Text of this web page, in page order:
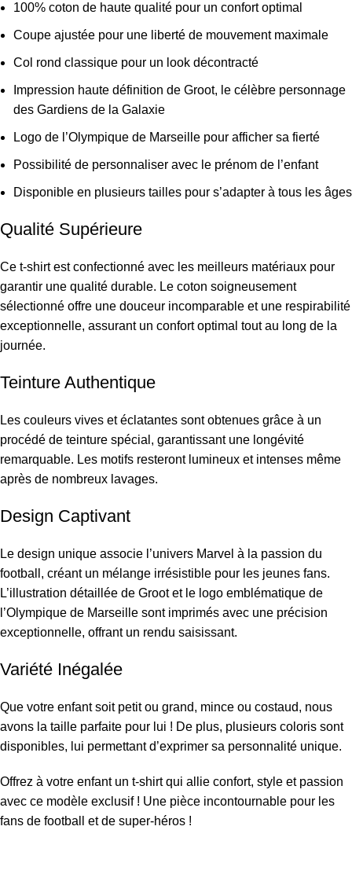
100% coton de haute qualité pour un confort optimal
Coupe ajustée pour une liberté de mouvement maximale
Col rond classique pour un look décontracté
Impression haute définition de Groot, le célèbre personnage
des Gardiens de la Galaxie
Logo de l’Olympique de Marseille pour afficher sa fierté
Possibilité de personnaliser avec le prénom de l’enfant
Disponible en plusieurs tailles pour s’adapter à tous les âges
Qualité Supérieure
Ce t-shirt est confectionné avec les meilleurs matériaux pour
garantir une qualité durable. Le coton soigneusement
sélectionné offre une douceur incomparable et une respirabilité
exceptionnelle, assurant un confort optimal tout au long de la
journée.
Teinture Authentique
Les couleurs vives et éclatantes sont obtenues grâce à un
procédé de teinture spécial, garantissant une longévité
remarquable. Les motifs resteront lumineux et intenses même
après de nombreux lavages.
Design Captivant
Le design unique associe l’univers Marvel à la passion du
football, créant un mélange irrésistible pour les jeunes fans.
L’illustration détaillée de Groot et le logo emblématique de
l’Olympique de Marseille sont imprimés avec une précision
exceptionnelle, offrant un rendu saisissant.
Variété Inégalée
Que votre enfant soit petit ou grand, mince ou costaud, nous
avons la taille parfaite pour lui ! De plus, plusieurs coloris sont
disponibles, lui permettant d’exprimer sa personnalité unique.
Offrez à votre enfant un t-shirt qui allie confort, style et passion
avec ce modèle exclusif ! Une pièce incontournable pour les
fans de football et de super-héros !